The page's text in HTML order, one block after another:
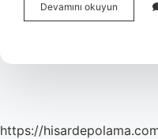
Devamını okuyun
https://